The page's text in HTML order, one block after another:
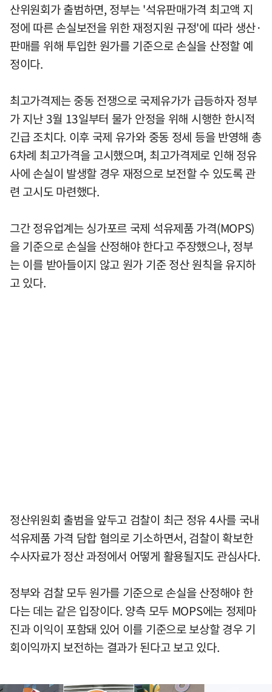
산위원회가 출범하면, 정부는 '석유판매가격 최고액 지
정에 따른 손실보전을 위한 재정지원 규정'에 따라 생산·
판매를 위해 투입한 원가를 기준으로 손실을 산정할 예
정이다.
최고가격제는 중동 전쟁으로 국제유가가 급등하자 정부
가 지난 3월 13일부터 물가 안정을 위해 시행한 한시적
긴급 조치다. 이후 국제 유가와 중동 정세 등을 반영해 총
6차례 최고가격을 고시했으며, 최고가격제로 인해 정유
사에 손실이 발생할 경우 재정으로 보전할 수 있도록 관
련 고시도 마련했다.
그간 정유업계는 싱가포르 국제 석유제품 가격(MOPS)
을 기준으로 손실을 산정해야 한다고 주장했으나, 정부
는 이를 받아들이지 않고 원가 기준 정산 원칙을 유지하
고 있다.
정산위원회 출범을 앞두고 검찰이 최근 정유 4사를 국내
석유제품 가격 담합 혐의로 기소하면서, 검찰이 확보한
수사자료가 정산 과정에서 어떻게 활용될지도 관심사다.
정부와 검찰 모두 원가를 기준으로 손실을 산정해야 한
다는 데는 같은 입장이다. 양측 모두 MOPS에는 정제마
진과 이익이 포함돼 있어 이를 기준으로 보상할 경우 기
회이익까지 보전하는 결과가 된다고 보고 있다.